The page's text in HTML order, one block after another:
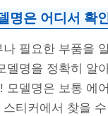
명은 어디서 확
필요한 부품을
델명을 정확히 알
모델명은 보통 에
티커에서 찾을